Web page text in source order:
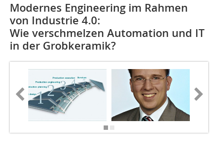
Modernes Engineering im Rahmen
von Industrie 4.0:
Wie verschmelzen Automation und IT
in der Grob­keramik?